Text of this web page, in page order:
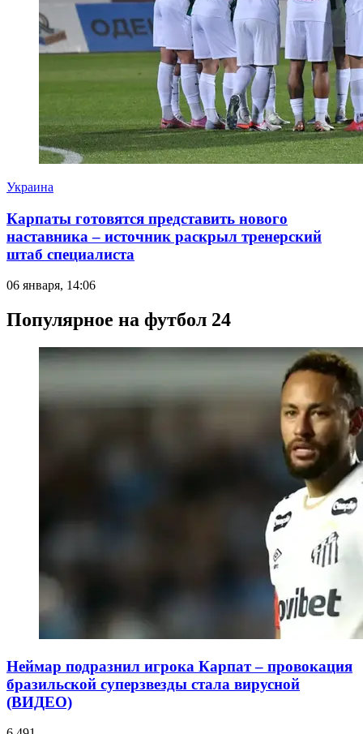
Украина
Карпаты готовятся представить нового
наставника – источник раскрыл тренерский
штаб специалиста
06 января, 14:06
Популярное на футбол 24
Неймар подразнил игрока Карпат – провокация
бразильской суперзвезды стала вирусной
(ВИДЕО)